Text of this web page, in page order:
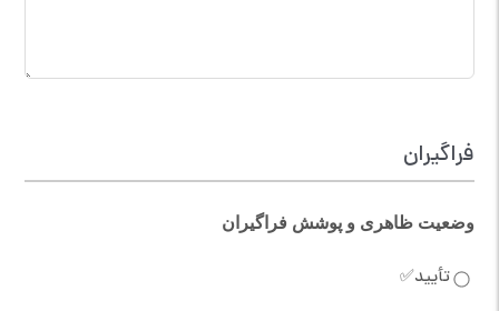
فراگیران
وضعیت ظاهری و پوشش فراگیران
تأیید✅